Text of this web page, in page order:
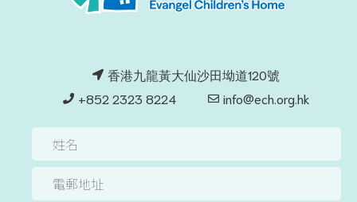
香港九龍黃大仙沙田坳道120號
+852 2323 8224
info@ech.org.hk